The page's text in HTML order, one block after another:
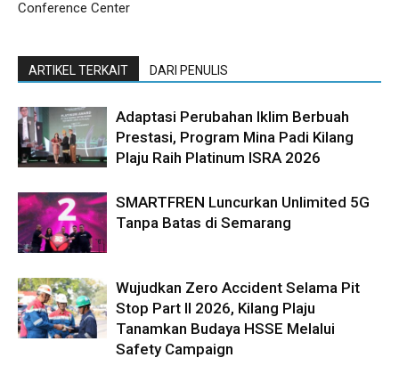
Conference Center
ARTIKEL TERKAIT DARI PENULIS
Adaptasi Perubahan Iklim Berbuah
Prestasi, Program Mina Padi Kilang
Plaju Raih Platinum ISRA 2026
SMARTFREN Luncurkan Unlimited 5G
Tanpa Batas di Semarang
Wujudkan Zero Accident Selama Pit
Stop Part II 2026, Kilang Plaju
Tanamkan Budaya HSSE Melalui
Safety Campaign